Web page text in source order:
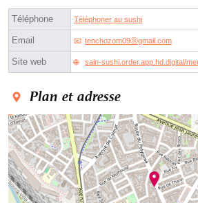
Téléphone Téléphoner au sushi
Email tenchozom09ⓐgmail.com
Site web sain-sushi.order.app.hd.digital/
Plan et adresse